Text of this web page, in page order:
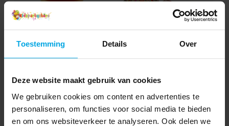
Toestemming Details Over
Deze website maakt gebruik van cookies
We gebruiken cookies om content en advertenties te
personaliseren, om functies voor social media te bieden
en om ons websiteverkeer te analyseren. Ook delen we
Trolli Miniburger
Paw Patrol Snoepje
Minizakjes 11 stuks